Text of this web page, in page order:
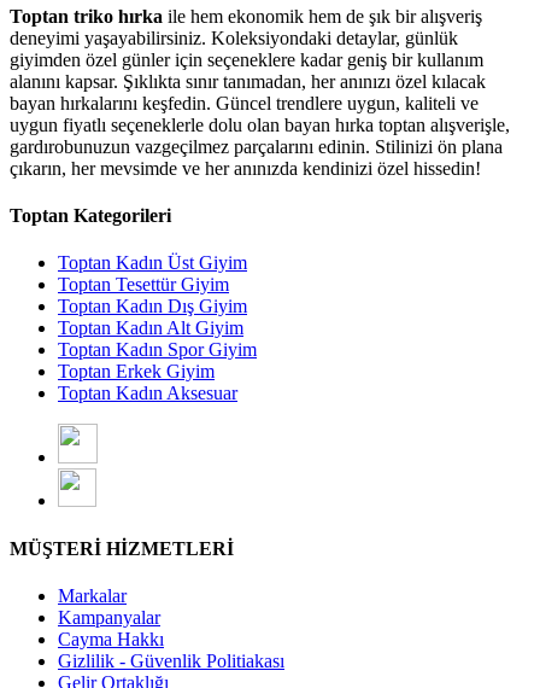
Toptan triko hırka ile hem ekonomik hem de şık bir alışveriş
deneyimi yaşayabilirsiniz. Koleksiyondaki detaylar, günlük
giyimden özel günler için seçeneklere kadar geniş bir kullanım
alanını kapsar. Şıklıkta sınır tanımadan, her anınızı özel kılacak
bayan hırkalarını keşfedin. Güncel trendlere uygun, kaliteli ve
uygun fiyatlı seçeneklerle dolu olan bayan hırka toptan alışverişle,
gardırobunuzun vazgeçilmez parçalarını edinin. Stilinizi ön plana
çıkarın, her mevsimde ve her anınızda kendinizi özel hissedin!
Toptan Kategorileri
Toptan Kadın Üst Giyim
Toptan Tesettür Giyim
Toptan Kadın Dış Giyim
Toptan Kadın Alt Giyim
Toptan Kadın Spor Giyim
Toptan Erkek Giyim
Toptan Kadın Aksesuar
MÜŞTERİ HİZMETLERİ
Markalar
Kampanyalar
Cayma Hakkı
Gizlilik - Güvenlik Politiakası
Gelir Ortaklığı